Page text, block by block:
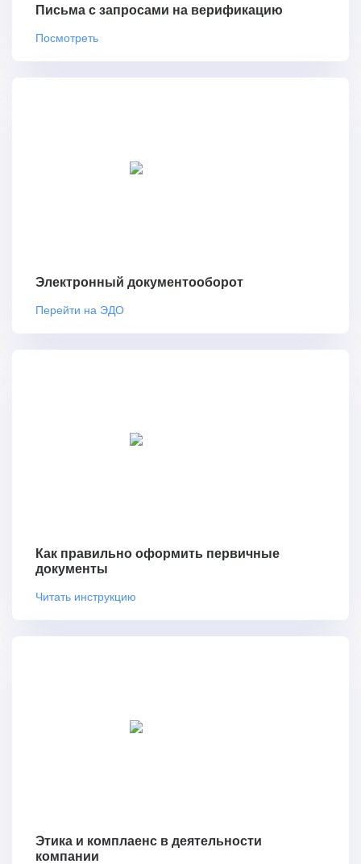
Письма с запросами на верификацию
Посмотреть
Электронный документооборот
Перейти на ЭДО
Как правильно оформить первичные
документы
Читать инструкцию
Этика и комплаенс в деятельности
компании